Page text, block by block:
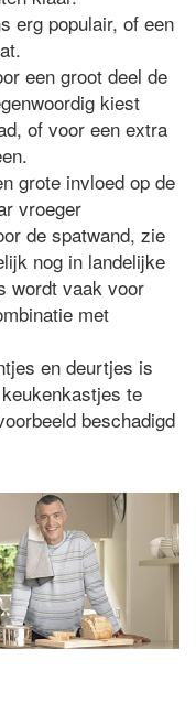
erg populair, of een
een groot deel de
kiest
of voor een extra
grote invloed op de
vroeger
de spatwand, zie
nog in landelijke
wordt vaak voor
met
en deurtjes is
te
beschadigd